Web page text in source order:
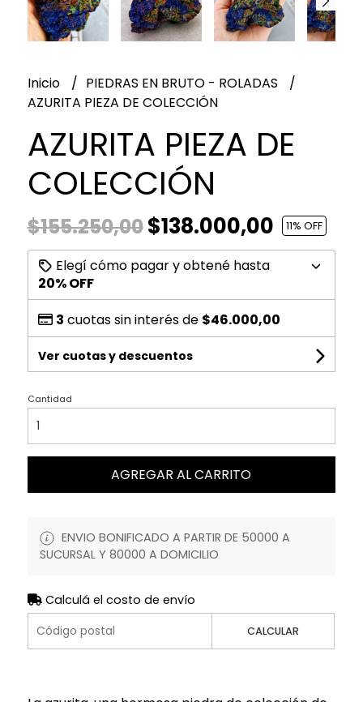
Inicio
PIEDRAS EN BRUTO - ROLADAS
AZURITA PIEZA DE COLECCIÓN
AZURITA PIEZA DE
COLECCIÓN
$155.250,00$138.000,00 11% OFF
Elegí cómo pagar y obtené hasta
20% OFF
3 cuotas sin interés de $46.000,00
Ver cuotas y descuentos
Cantidad
AGREGAR AL CARRITO
ENVIO BONIFICADO A PARTIR DE 50000 A
SUCURSAL Y 80000 A DOMICILIO
Calculá el costo de envío
CALCULAR